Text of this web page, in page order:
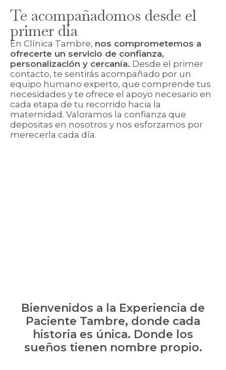
Te acompañadomos desde el
primer día
En Clínica Tambre, nos comprometemos a
ofrecerte un servicio de confianza,
personalización y cercanía. Desde el primer
contacto, te sentirás acompañado por un
equipo humano experto, que comprende tus
necesidades y te ofrece el apoyo necesario en
cada etapa de tu recorrido hacia la
maternidad. Valoramos la confianza que
depositas en nosotros y nos esforzamos por
merecerla cada día.
Bienvenidos a la Experiencia de
Paciente Tambre, donde cada
historia es única. Donde los
sueños tienen nombre propio.